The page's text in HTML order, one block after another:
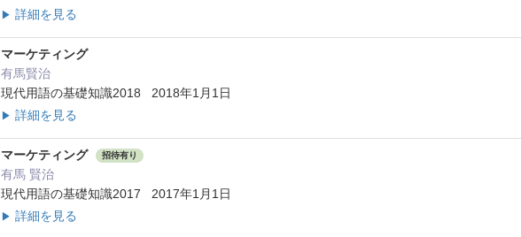
▶ 詳細を見る
マーケティング
有馬賢治
現代用語の基礎知識2018 2018年1月1日
▶ 詳細を見る
マーケティング 招待有り
有馬 賢治
現代用語の基礎知識2017 2017年1月1日
▶ 詳細を見る